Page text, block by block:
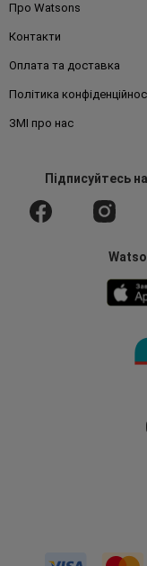
Про Watsons
Контакти
Оплата та доставка
Політика
ЗМІ про нас
Підписуйтесь